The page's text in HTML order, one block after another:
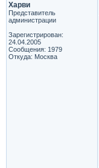
Харви
Представитель
администрации
Зарегистрирован:
24.04.2005
Сообщения: 1979
Откуда: Москва